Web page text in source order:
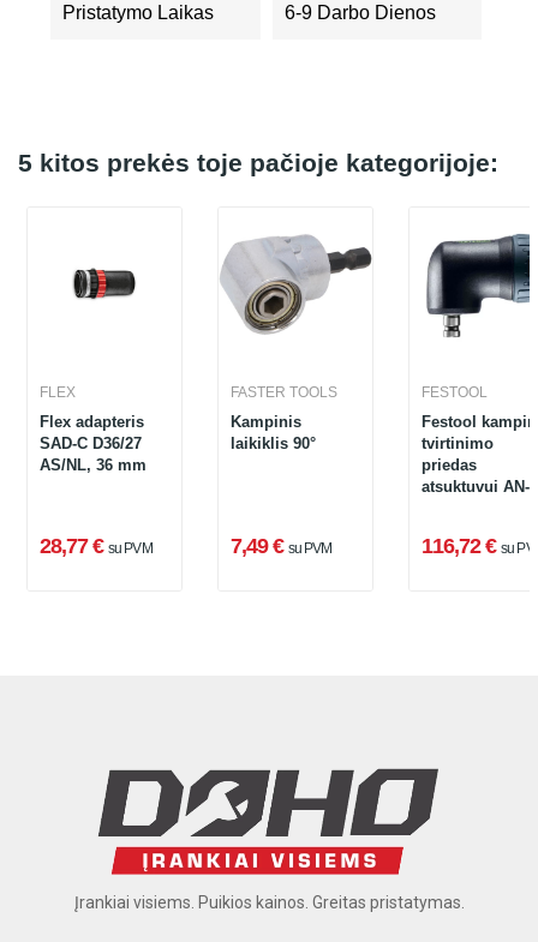
Pristatymo Laikas 6-9 Darbo Dienos
5 kitos prekės toje pačioje kategorijoje:
FLEX
Flex adapteris
SAD-C D36/27
AS/NL, 36 mm
28,77 € su PVM
FASTER TOOLS
Kampinis
laikiklis 90°
7,49 € su PVM
FESTOOL
Festool
tvirtinimo
priedas
atsuktuvui AN-
116,72 € su
Įrankiai visiems. Puikios kainos. Greitas pristatymas.